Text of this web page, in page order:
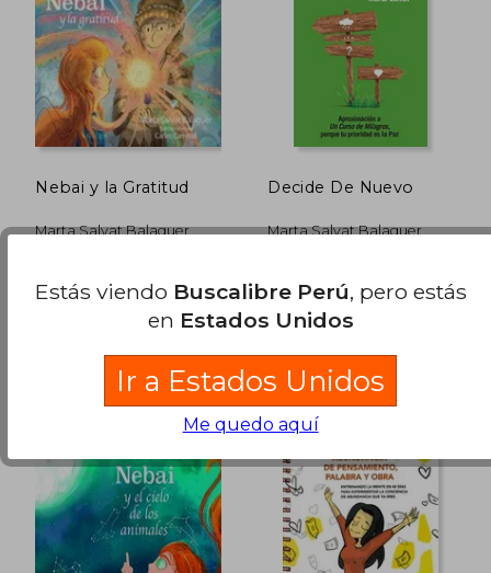
dcto. S/ 97,06 dcto. S/
Nebai y la Gratitud
Marta Salvat Balaguer
Blanda, Nuevo
Decide De Nuevo
Marta Salvat Balaguer
Estás viendo Buscalibre Perú, pero estás
en Estados Unidos
Ir a Estados Unidos
Me quedo aquí